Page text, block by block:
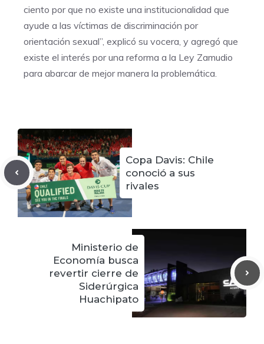
ciento por que no existe una institucionalidad que
ayude a las víctimas de discriminación por
orientación sexual”, explicó su vocera, y agregó que
existe el interés por una reforma a la Ley Zamudio
para abarcar de mejor manera la problemática.
Copa Davis: Chile
conoció a sus
rivales
Ministerio de
Economía busca
revertir cierre de
Siderúrgica
Huachipato